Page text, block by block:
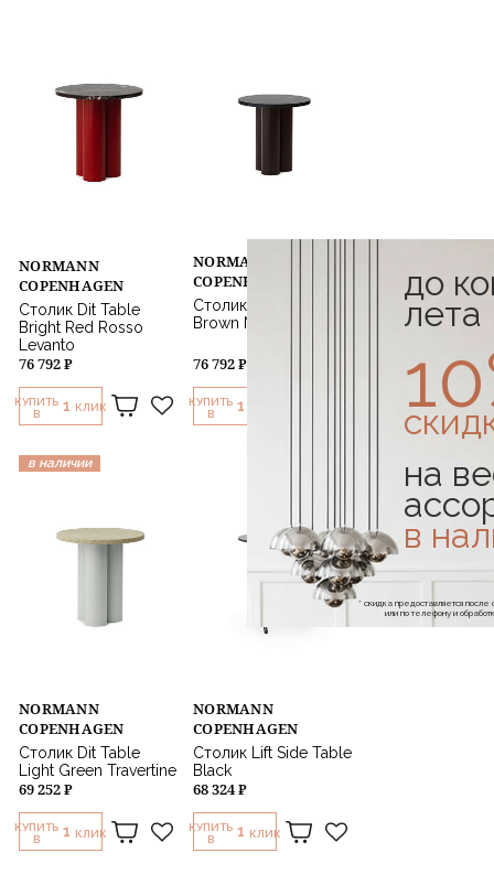
NORMANN
COPENHAGEN
Столик Dit Table
Bright Red Rosso
Levanto
76 792 ₽
КУПИТЬ
В
1 КЛИК
NORMANN
COPENHAGEN
Столик Dit Table
Brown Nero Marquina
76 792 ₽
КУПИТЬ
В
1
в наличии
NORMANN
COPENHAGEN
Столик Dit Table
Light Green Travertine
69 252 ₽
КУПИТЬ
В
1 КЛИК
NORMANN
COPENHAGEN
Столик Lift Side Table
Black
68 324 ₽
КУПИТЬ
В
1 КЛИК
до
лета
на
в
* скидка предоставляется
или по телефону и